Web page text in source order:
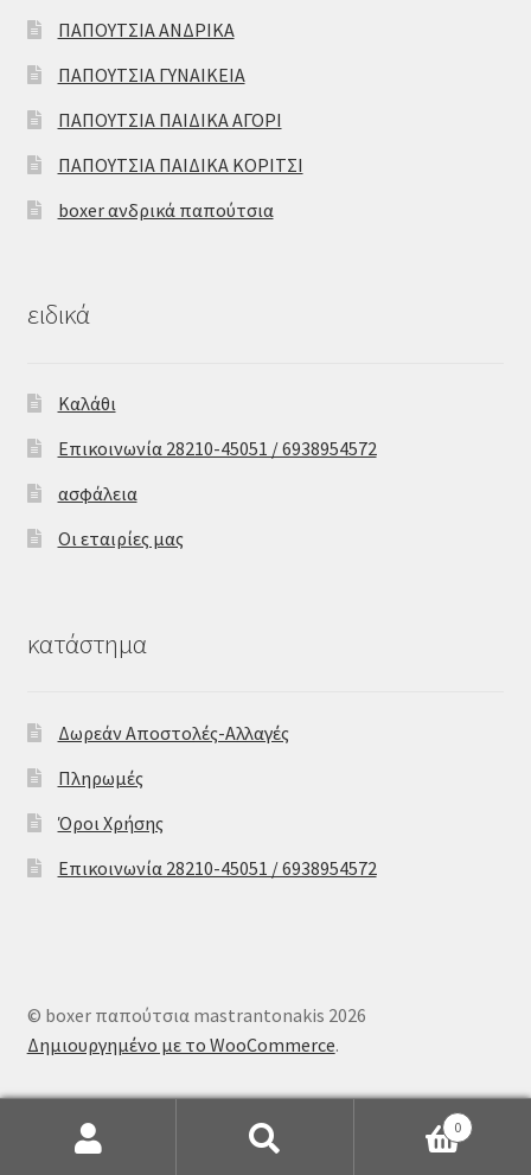
ΠΑΠΟΥΤΣΙΑ ΑΝΔΡΙΚΑ
ΠΑΠΟΥΤΣΙΑ ΓΥΝΑΙΚΕΙΑ
ΠΑΠΟΥΤΣΙΑ ΠΑΙΔΙΚΑ ΑΓΟΡΙ
ΠΑΠΟΥΤΣΙΑ ΠΑΙΔΙΚΑ ΚΟΡΙΤΣΙ
boxer ανδρικά παπούτσια
ειδικά
Καλάθι
Επικοινωνία 28210-45051 / 6938954572
ασφάλεια
Οι εταιρίες μας
κατάστημα
Δωρεάν Αποστολές-Αλλαγές
Πληρωμές
Όροι Χρήσης
Επικοινωνία 28210-45051 / 6938954572
© boxer παπούτσια mastrantonakis 2026
Δημιουργημένο με το WooCommerce.
Αναζήτηση
Αναζήτηση
0